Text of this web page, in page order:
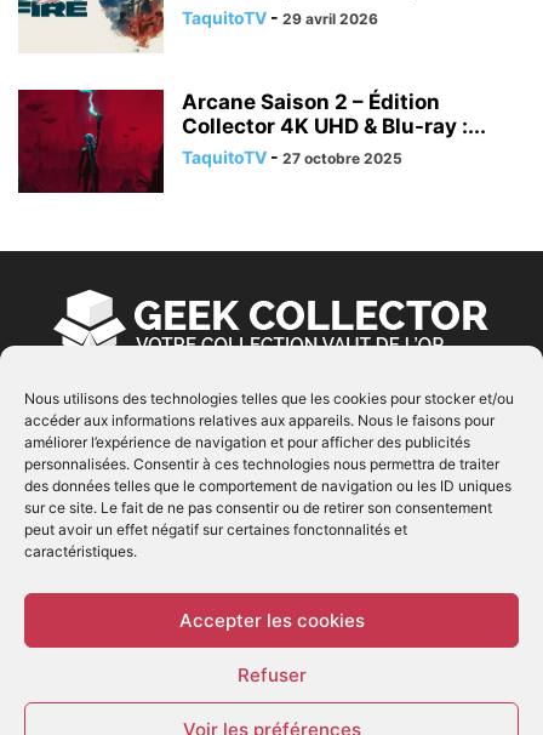
Nous utilisons des technologies telles que les cookies pour stocker et/ou
accéder aux informations relatives aux appareils. Nous le faisons pour
améliorer l’expérience de navigation et pour afficher des publicités
personnalisées. Consentir à ces technologies nous permettra de traiter
des données telles que le comportement de navigation ou les ID uniques
sur ce site. Le fait de ne pas consentir ou de retirer son consentement
peut avoir un effet négatif sur certaines fonctonnalités et
caractéristiques.
Accepter les cookies
Refuser
Voir les préférences
TaquitoTV - 29 avril 2026
Arcane Saison 2 – Édition
Collector 4K UHD & Blu-ray :...
TaquitoTV - 27 octobre 2025
À PROPOS
© Copyright 2022 | Produit parEIMAI| Tous Droits
Réservés